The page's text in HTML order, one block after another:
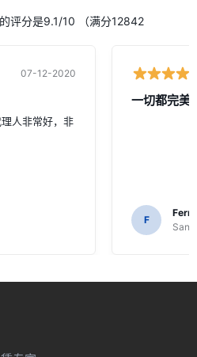
评分是9.1/10 （满分12842
07-12-2020
人非常好，非
一切都完美
F